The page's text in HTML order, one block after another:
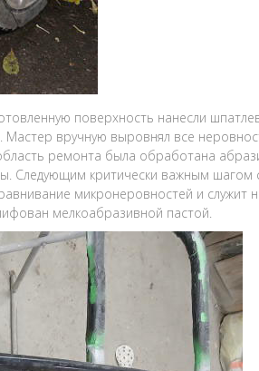
поверхность нанесли
Мастер вручную выровнял все
ремонта была обработана
Следующим критически важным шагом
микронеровностей и служит
мелкоабразивной пастой.